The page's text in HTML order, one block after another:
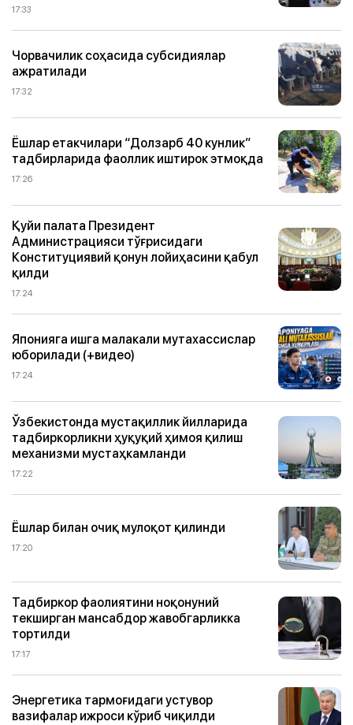
17:33
Чорвачилик соҳасида субсидиялар
ажратилади
17:32
Ёшлар етакчилари “Долзарб 40 кунлик”
тадбирларида фаоллик иштирок этмоқда
17:26
Қуйи палата Президент
Администрацияси тўғрисидаги
Конституциявий қонун лойиҳасини қабул
қилди
17:24
Японияга ишга малакали мутахассислар
юборилади (+видео)
17:24
Ўзбекистонда мустақиллик йилларида
тадбиркорликни ҳуқуқий ҳимоя қилиш
механизми мустаҳкамланди
17:22
Ёшлар билан очиқ мулоқот қилинди
17:20
Тадбиркор фаолиятини ноқонуний
текширган мансабдор жавобгарликка
тортилди
17:17
Энергетика тармоғидаги устувор
вазифалар ижроси кўриб чиқилди